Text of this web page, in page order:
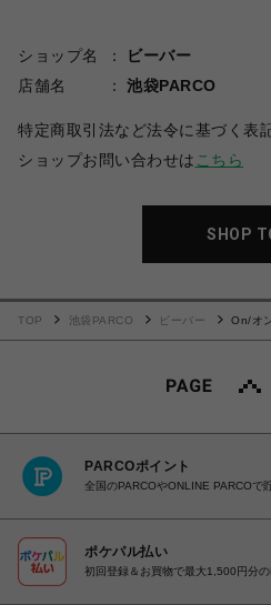
ショップ名
ビーバー
店舗名
池袋PARCO
特定商取引法など法令に基づく表
ショップお問い合わせは こちら
SHOP
TOP 池袋PARCO ビーバー
On/オ
PARCOポイント
全国のPARCOやONLINE PARCOで
ポケパル払い
初回登録＆お買物で最大1,500円分